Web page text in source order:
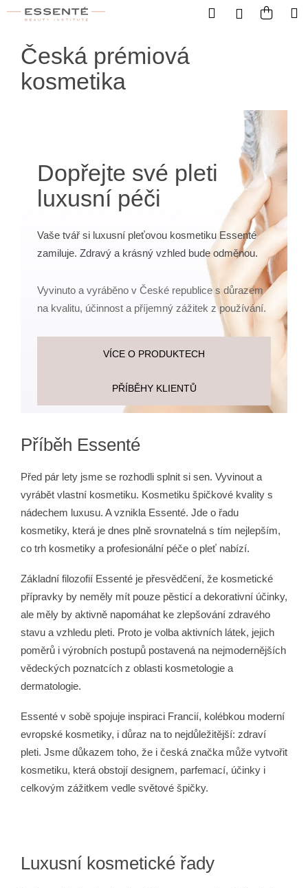
HledatPřihlášení
Postranní panel
Česká prémiová
kosmetika
Dopřejte své pleti
luxusní péči
Vaše tvář si luxusní pleťovou kosmetiku Essenté
zamiluje. Zdravý a krásný vzhled bude odměnou.
Vyvinuto a vyráběno v České republice s důrazem
na kvalitu, účinnost a příjemný zážitek z používání.
VÍCE O PRODUKTECH
PŘÍBĚHY KLIENTŮ
Příběh Essenté
Před pár lety jsme se rozhodli splnit si sen. Vyvinout a
vyrábět vlastní kosmetiku. Kosmetiku špičkové kvality s
nádechem luxusu. A vznikla Essenté. Jde o řadu
kosmetiky, která je dnes plně srovnatelná s tím nejlepším,
co trh kosmetiky a profesionální péče o pleť nabízí.
Základní filozofií Essenté je přesvědčení, že kosmetické
přípravky by neměly mít pouze pěsticí a dekorativní účinky,
ale měly by aktivně napomáhat ke zlepšování zdravého
stavu a vzhledu pleti. Proto je volba aktivních látek, jejich
poměrů i výrobních postupů postavená na nejmodernějších
vědeckých poznatcích z oblasti kosmetologie a
dermatologie.
Essenté v sobě spojuje inspiraci Francií, kolébkou moderní
evropské kosmetiky, i důraz na to nejdůležitější: zdraví
pleti. Jsme důkazem toho, že i česká značka může vytvořit
kosmetiku, která obstojí designem, parfemací, účinky i
celkovým zážitkem vedle světové špičky.
Luxusní kosmetické řady
Košík
C
o
D
u
e
m
ESSENTÉ
OMLAZUJÍCÍ
CC
KRÉM
SKIN
PERFECT